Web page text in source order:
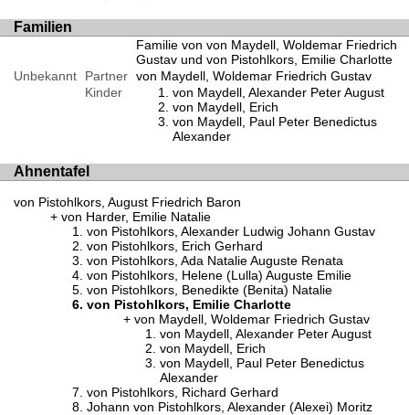
Familien
Familie von von Maydell, Woldemar Friedrich
Gustav und von Pistohlkors, Emilie Charlotte
Unbekannt
Partner von Maydell, Woldemar Friedrich Gustav
Kinder
von Maydell, Alexander Peter August
von Maydell, Erich
von Maydell, Paul Peter Benedictus
Alexander
Ahnentafel
von Pistohlkors, August Friedrich Baron
von Harder, Emilie Natalie
von Pistohlkors, Alexander Ludwig Johann Gustav
von Pistohlkors, Erich Gerhard
von Pistohlkors, Ada Natalie Auguste Renata
von Pistohlkors, Helene (Lulla) Auguste Emilie
von Pistohlkors, Benedikte (Benita) Natalie
von Pistohlkors, Emilie Charlotte
von Maydell, Woldemar Friedrich Gustav
von Maydell, Alexander Peter August
von Maydell, Erich
von Maydell, Paul Peter Benedictus
Alexander
von Pistohlkors, Richard Gerhard
Johann von Pistohlkors, Alexander (Alexei) Moritz